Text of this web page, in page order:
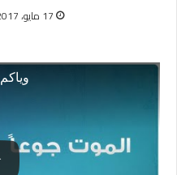
17 مايو، 2017
وياكم 2015 - الحلقة 18 - الموت جوعاً